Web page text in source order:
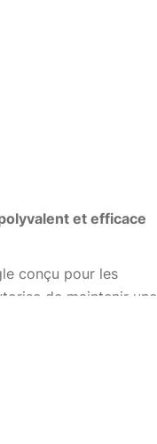
et efficace
conçu pour les
de maintenir une